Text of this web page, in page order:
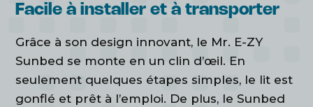
Facile à installer et à transporter
Grâce à son design innovant, le Mr. E-ZY
Sunbed se monte en un clin d’œil. En
seulement quelques étapes simples, le lit est
gonflé et prêt à l’emploi. De plus, le Sunbed